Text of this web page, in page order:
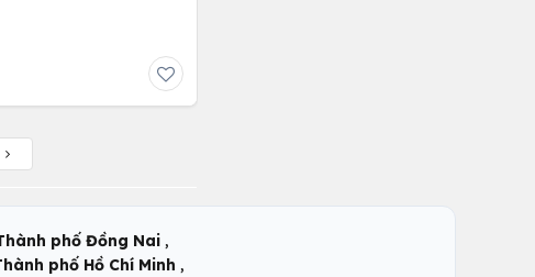
phố Đồng Nai ,
phố Hồ Chí Minh ,